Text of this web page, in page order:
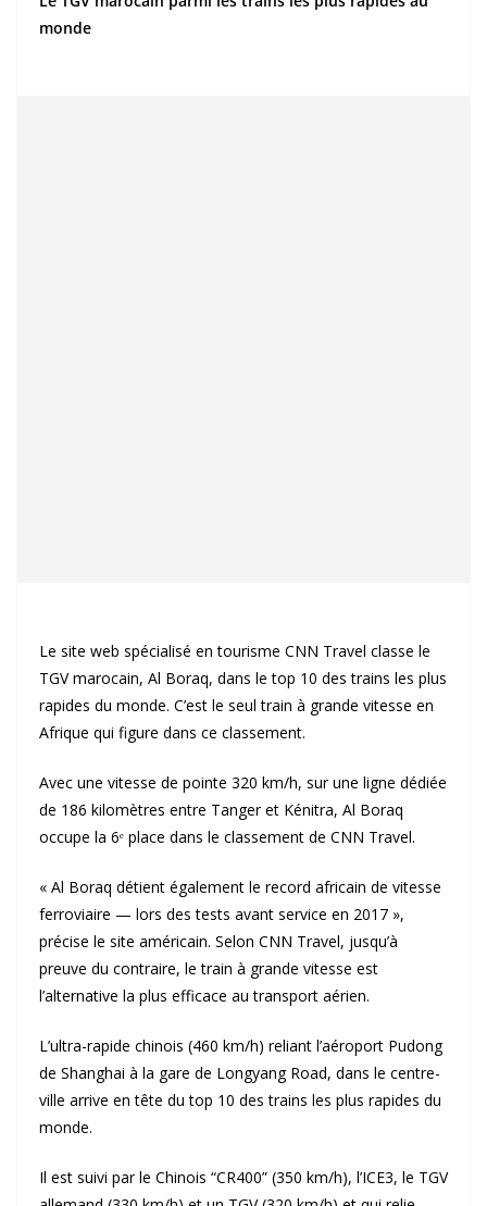
monde
Le site web spécialisé en tourisme CNN Travel classe le
TGV marocain, Al Boraq, dans le top 10 des trains les plus
rapides du monde. C’est le seul train à grande vitesse en
Afrique qui figure dans ce classement.
Avec une vitesse de pointe 320 km/h, sur une ligne dédiée
de 186 kilomètres entre Tanger et Kénitra, Al Boraq
occupe la 6ᵉ place dans le classement de CNN Travel.
« Al Boraq détient également le record africain de vitesse
ferroviaire — lors des tests avant service en 2017 »,
précise le site américain. Selon CNN Travel, jusqu’à
preuve du contraire, le train à grande vitesse est
l’alternative la plus efficace au transport aérien.
L’ultra-rapide chinois (460 km/h) reliant l’aéroport Pudong
de Shanghai à la gare de Longyang Road, dans le centre-
ville arrive en tête du top 10 des trains les plus rapides du
monde.
Il est suivi par le Chinois “CR400” (350 km/h), l’ICE3, le TGV